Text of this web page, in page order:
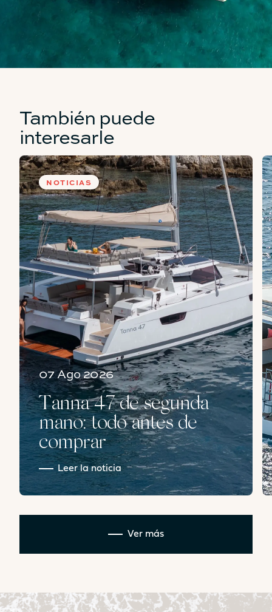
También puede
interesarle
NOTICIAS
07 Ago 2026
Tanna 47 de segunda
mano: todo antes de
comprar
Leer la noticia
Ver más